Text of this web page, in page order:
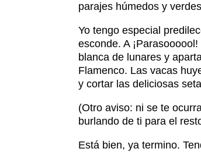
parajes húmedos y
Yo tengo especial
esconde. A
blanca de lunares y
Flamenco. Las vacas
y cortar las deliciosas
(Otro aviso: ni se te
burlando de ti para el
Está bien, ya termino.